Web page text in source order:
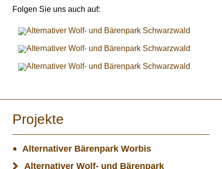
Folgen Sie uns auch auf:
Projekte
Alternativer Bärenpark Worbis
Alternativer Wolf- und Bärenpark